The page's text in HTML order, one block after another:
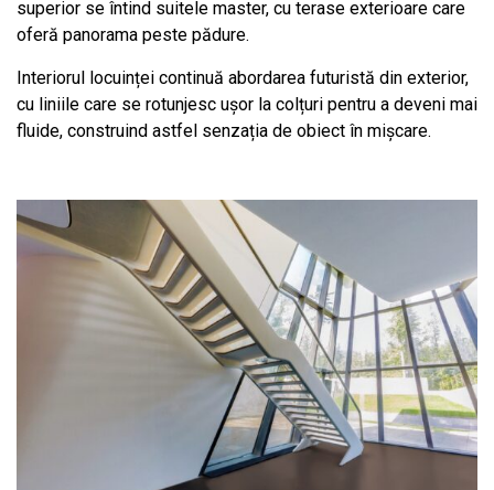
superior se întind suitele master, cu terase exterioare care
oferă panorama peste pădure.
Interiorul locuinței continuă abordarea futuristă din exterior,
cu liniile care se rotunjesc ușor la colțuri pentru a deveni mai
fluide, construind astfel senzația de obiect în mișcare.